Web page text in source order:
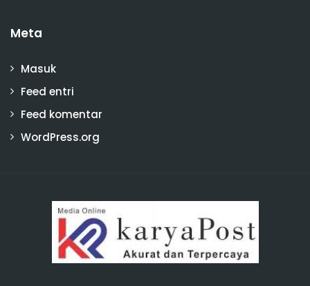
Meta
Masuk
Feed entri
Feed komentar
WordPress.org